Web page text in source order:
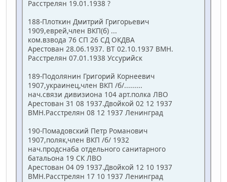
Расстрелян 19.01.1938 ?
188-Плоткин Дмитрий Григорьевич
1909,еврей,член ВКП(б) ...
ком.взвода 76 СП 26 СД ОКДВА
Арестован 28.06.1937. ВТ 02.10.1937 ВМН.
Расстрелян 07.01.1938 Уссурийск
189-Подолянин Григорий Корнеевич
1907,украинец,член ВКП /б/.........
нач.связи дивизиона 104 арт.полка ЛВО
Арестован 31 08 1937.Двойкой 02 12 1937
ВМН.Расстрелян 08 12 1937 Ленинград
190-Помадовский Петр Романович
1907,поляк,член ВКП /б/ 1932
нач.продснаба отдельного санитарного
батальона 19 СК ЛВО
Арестован 04 09 1937.Двойкой 12 10 1937
ВМН.Расстрелян 17 10 1937 Ленинград